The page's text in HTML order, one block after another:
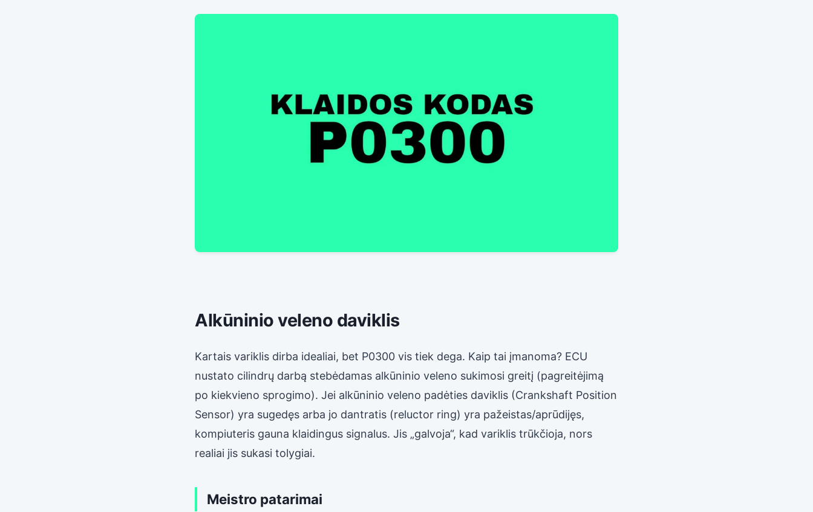
Alkūninio veleno daviklis
Kartais variklis dirba idealiai, bet P0300 vis tiek dega. Kaip tai įmanoma? ECU
nustato cilindrų darbą stebėdamas alkūninio veleno sukimosi greitį (pagreitėjimą
po kiekvieno sprogimo). Jei alkūninio veleno padėties daviklis (Crankshaft Position
Sensor) yra sugedęs arba jo dantratis (reluctor ring) yra pažeistas/aprūdijęs,
kompiuteris gauna klaidingus signalus. Jis „galvoja“, kad variklis trūkčioja, nors
realiai jis sukasi tolygiai.
Meistro patarimai